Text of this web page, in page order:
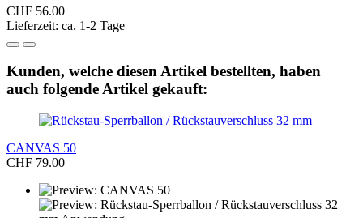
CHF 56.00
Lieferzeit: ca. 1-2 Tage
Kunden, welche diesen Artikel bestellten, haben
auch folgende Artikel gekauft:
CANVAS 50
CHF 79.00